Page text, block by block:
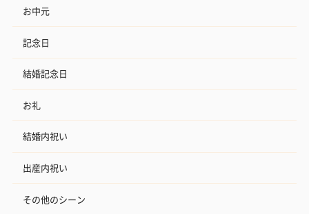
お中元
記念日
結婚記念日
お礼
結婚内祝い
出産内祝い
その他のシーン